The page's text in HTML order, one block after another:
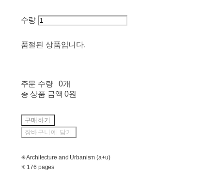
수량
품절된 상품입니다.
주문 수량
0개
총 상품 금액 0원
구매하기
장바구니에 담기
✳ Architecture and Urbanism (a+u)
✳ 176 pages